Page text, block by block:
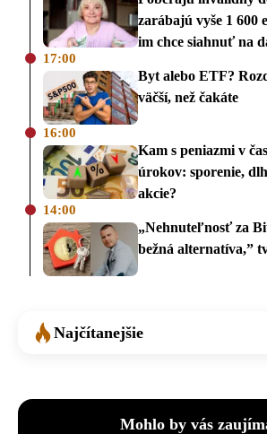
zarábajú vyše 1 600
im chce siahnuť na
17:00
Byt alebo ETF?
väčší, než čakáte
16:00
Kam s peniazmi v
úrokov: sporenie,
akcie?
14:00
„Nehnuteľnosť za
bežná alternatíva,”
Najčítanejšie
Mohlo by vás